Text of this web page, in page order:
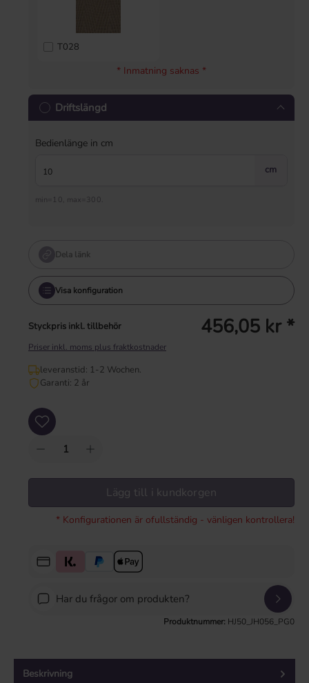
T028
* Inmatning saknas *
Driftslängd
Bedienlänge in cm
cm
min=10, max=300.
Dela länk
Visa konfiguration
Styckpris inkl. tillbehör 456,05 kr *
Priser inkl. moms plus fraktkostnader
leveranstid: 1-2 Wochen.
Garanti: 2 år
Produktkvantitet: Ange önskat värde eller använd knapparna för att öka eller
Lägg till i kundkorgen
* Konfigurationen är ofullständig - vänligen kontrollera!
Har du frågor om produkten?
Produktnummer: HJ50_JH056_PG0
Beskrivning